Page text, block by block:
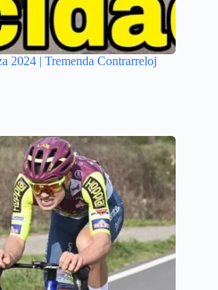
2024 | Tremenda Contrarreloj